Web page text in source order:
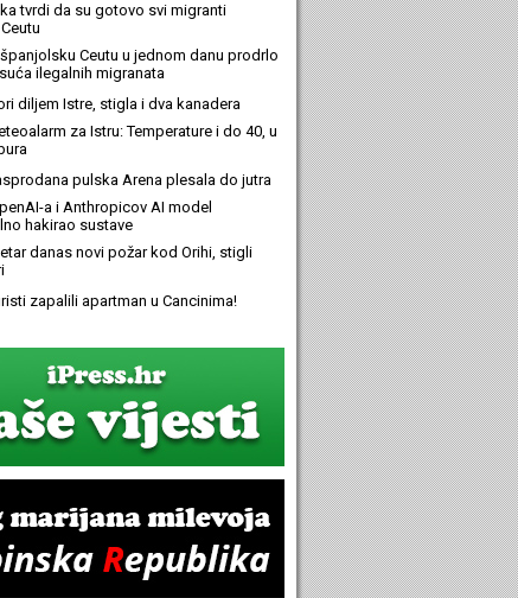
tvrdi da su gotovo svi migranti
španjolsku Ceutu u jednom danu prodrlo
ilegalnih migranata
diljem Istre, stigla i dva kanadera
za Istru: Temperature i do 40, u
pulska Arena plesala do jutra
a i Anthropicov AI model
hakirao sustave
danas novi požar kod Orihi, stigli
zapalili apartman u Cancinima!